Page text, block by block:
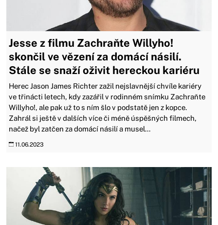
Jesse z filmu Zachraňte Willyho!
skončil ve vězení za domácí násilí.
Stále se snaží oživit hereckou kariéru
Herec Jason James Richter zažil nejslavnější chvíle kariéry
ve třinácti letech, kdy zazářil v rodinném snímku Zachraňte
Willyho!, ale pak už to s ním šlo v podstatě jen z kopce.
Zahrál si ještě v dalších více či méně úspěšných filmech,
načež byl zatčen za domácí násilí a musel...
11.06.2023